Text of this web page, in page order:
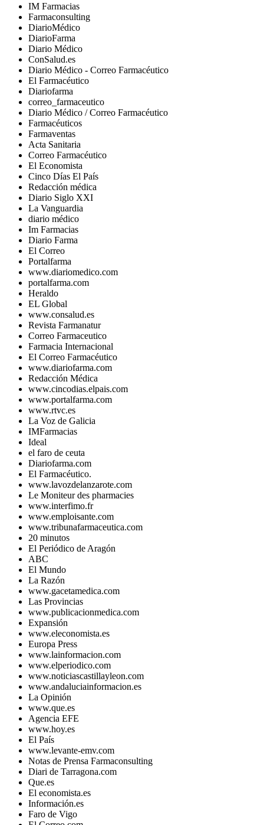
IM Farmacias
Farmaconsulting
DiarioMédico
DiarioFarma
Diario Médico
ConSalud.es
Diario Médico - Correo Farmacéutico
El Farmacéutico
Diariofarma
correo_farmaceutico
Diario Médico / Correo Farmacéutico
Farmacéuticos
Farmaventas
Acta Sanitaria
Correo Farmacéutico
El Economista
Cinco Días El País
Redacción médica
Diario Siglo XXI
La Vanguardia
diario médico
Im Farmacias
Diario Farma
El Correo
Portalfarma
www.diariomedico.com
portalfarma.com
Heraldo
EL Global
www.consalud.es
Revista Farmanatur
Correo Farmaceutico
Farmacia Internacional
El Correo Farmacéutico
www.diariofarma.com
Redacción Médica
www.cincodias.elpais.com
www.portalfarma.com
www.rtvc.es
La Voz de Galicia
IMFarmacias
Ideal
el faro de ceuta
Diariofarma.com
El Farmacéutico.
www.lavozdelanzarote.com
Le Moniteur des pharmacies
www.interfimo.fr
www.emploisante.com
www.tribunafarmaceutica.com
20 minutos
El Periódico de Aragón
ABC
El Mundo
La Razón
www.gacetamedica.com
Las Provincias
www.publicacionmedica.com
Expansión
www.eleconomista.es
Europa Press
www.lainformacion.com
www.elperiodico.com
www.noticiascastillayleon.com
www.andaluciainformacion.es
La Opinión
www.que.es
Agencia EFE
www.hoy.es
El País
www.levante-emv.com
Notas de Prensa Farmaconsulting
Diari de Tarragona.com
Que.es
El economista.es
Información.es
Faro de Vigo